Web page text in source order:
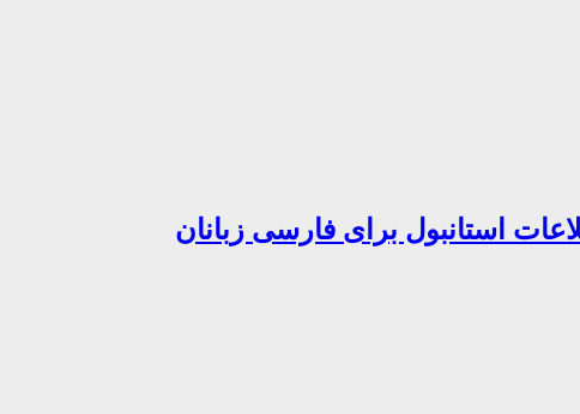
استانبول برای فارسی زبانان